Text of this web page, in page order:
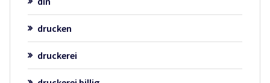
drucken
druckerei